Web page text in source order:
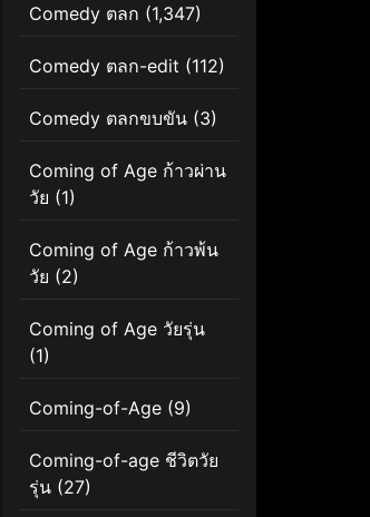
Comedy ตลก (1,347)
Comedy ตลก-edit (112)
Comedy ตลกขบขัน (3)
Coming of Age ก้าวผ่าน
วัย (1)
Coming of Age ก้าวพ้น
วัย (2)
Coming of Age วัยรุ่น
(1)
Coming-of-Age (9)
Coming-of-age ชีวิตวัย
รุ่น (27)